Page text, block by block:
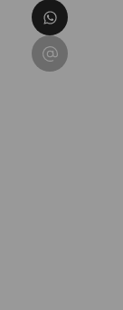
Condividi
Condividi